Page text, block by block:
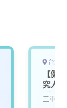
台北
【健
究人
群
三軍總